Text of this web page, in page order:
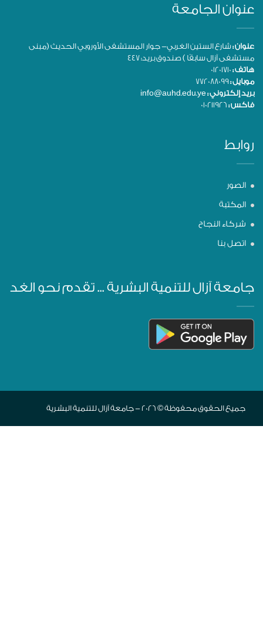
عنوان الجامعة
عنوان :شارع الستين الغربي- جوار المستشفى الأوروبي الحديث (مبنى
مستشفى آزال سابقًا ) صندوق بريد: 447
هاتف :
موبايل :
بريد إلكتروني :
فاكس :
روابط
الصور
المكتبة
شركاء النجاح
اتصل بنا
جامعة آزال للتنمية البشرية ... تقدم نحو الغد
جميع الحقوق محفوظة © 2026 - جامعة آزال للتنمية البشرية